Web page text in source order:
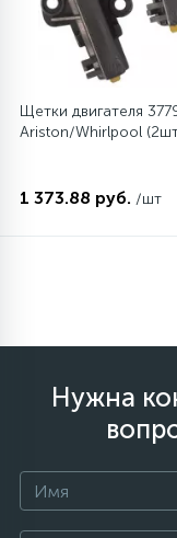
Щетки двигателя
Ariston/Whirlpool
1 373.88 руб. /шт
Нужна